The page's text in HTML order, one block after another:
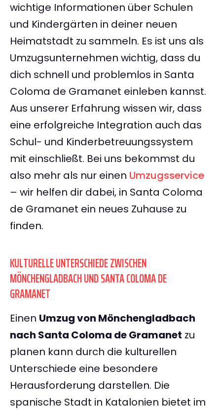
wichtige Informationen über Schulen
und Kindergärten in deiner neuen
Heimatstadt zu sammeln. Es ist uns als
Umzugsunternehmen wichtig, dass du
dich schnell und problemlos in Santa
Coloma de Gramanet einleben kannst.
Aus unserer Erfahrung wissen wir, dass
eine erfolgreiche Integration auch das
Schul- und Kinderbetreuungssystem
mit einschließt. Bei uns bekommst du
also mehr als nur einen Umzugsservice
– wir helfen dir dabei, in Santa Coloma
de Gramanet ein neues Zuhause zu
finden.
KULTURELLE UNTERSCHIEDE ZWISCHEN
MÖNCHENGLADBACH UND SANTA COLOMA DE
GRAMANET
Einen Umzug von Mönchengladbach
nach Santa Coloma de Gramanet zu
planen kann durch die kulturellen
Unterschiede eine besondere
Herausforderung darstellen. Die
spanische Stadt in Katalonien bietet im